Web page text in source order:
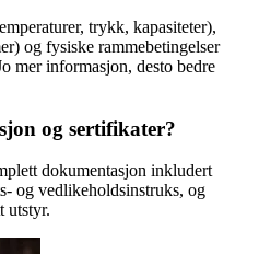
trykk, kapasiteter),
og fysiske rammebetingelser
mer informasjon, desto bedre
og sertifikater?
dokumentasjon inkludert
og vedlikeholdsinstruks, og
utstyr.